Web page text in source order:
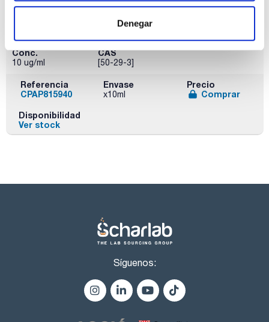
Denegar
Envase
Conc.
10 ug/ml
CAS
[50-29-3]
Referencia
CPAP815940
Envase
x10ml
Precio
Comprar
Disponibilidad
Ver stock
Síguenos: